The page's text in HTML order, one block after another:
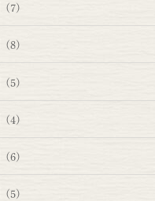
(7)
(8)
(5)
(4)
(6)
(5)